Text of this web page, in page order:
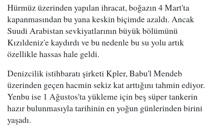
Hürmüz üzerinden yapılan ihracat, boğazın 4 Mart'ta
kapanmasından bu yana keskin biçimde azaldı. Ancak
Suudi Arabistan sevkiyatlarının büyük bölümünü
Kızıldeniz'e kaydırdı ve bu nedenle bu su yolu artık
özellikle hassas hale geldi.
Denizcilik istihbaratı şirketi Kpler, Babu'l Mendeb
üzerinden geçen hacmin sekiz kat arttığını tahmin ediyor.
Yenbu ise 1 Ağustos'ta yükleme için beş süper tankerin
hazır bulunmasıyla tarihinin en yoğun günlerinden birini
yaşadı.